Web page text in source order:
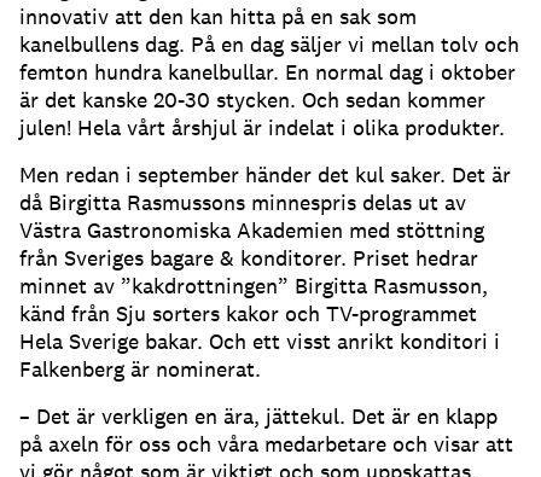
innovativ att den kan hitta på en sak som
kanelbullens dag. På en dag säljer vi mellan tolv och
femton hundra kanelbullar. En normal dag i oktober
är det kanske 20-30 stycken. Och sedan kommer
julen! Hela vårt årshjul är indelat i olika produkter.
Men redan i september händer det kul saker. Det är
då Birgitta Rasmussons minnespris delas ut av
Västra Gastronomiska Akademien med stöttning
från Sveriges bagare & konditorer. Priset hedrar
minnet av ”kakdrottningen” Birgitta Rasmusson,
känd från Sju sorters kakor och TV-programmet
Hela Sverige bakar. Och ett visst anrikt konditori i
Falkenberg är nominerat.
– Det är verkligen en ära, jättekul. Det är en klapp
på axeln för oss och våra medarbetare och visar att
vi gör något som är viktigt och som uppskattas.